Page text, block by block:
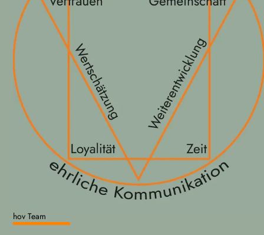
hov Team